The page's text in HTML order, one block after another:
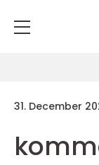
31. December